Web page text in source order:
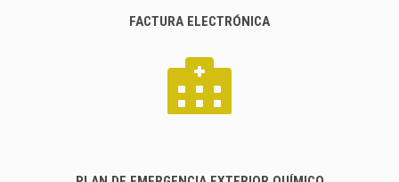
FACTURA ELECTRÓNICA